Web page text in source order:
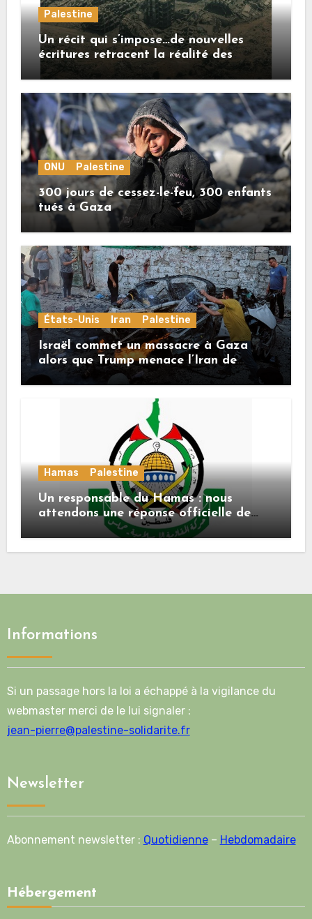
Palestine
Un récit qui s’impose…de nouvelles
écritures retracent la réalité des
crimes sionistes à Gaza
ONU Palestine
300 jours de cessez-le-feu, 300 enfants
tués à Gaza
États-Unis Iran Palestine
Israël commet un massacre à Gaza
alors que Trump menace l’Iran de
«décapitation»
Hamas Palestine
Un responsable du Hamas : nous
attendons une réponse officielle de
Mladenov concernant la feuille de
route de la deuxième phase de l’accord
Informations
Si un passage hors la loi a échappé à la vigilance du
webmaster merci de le lui signaler :
jean-pierre@palestine-solidarite.fr
Newsletter
Abonnement newsletter : Quotidienne– Hebdomadaire
Hébergement